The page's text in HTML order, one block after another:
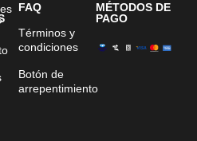
FAQ
Términos y
condiciones
Botón de
arrepentimiento
MÉTODOS DE
PAGO